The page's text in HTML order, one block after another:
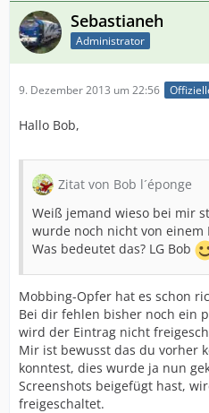
Sebastianeh
Administrator
9. Dezember 2013 um 22:56
Hallo Bob,
Zitat von Bob l´éponge
Weiß jemand wieso bei mir
wurde noch nicht von
Was bedeutet das? LG Bob
Mobbing-Opfer hat es schon
Bei dir fehlen bisher noch ein
wird der Eintrag nicht
Mir ist bewusst das du vorher
konntest, dies wurde ja nun
Screenshots beigefügt hast,
freigeschaltet.